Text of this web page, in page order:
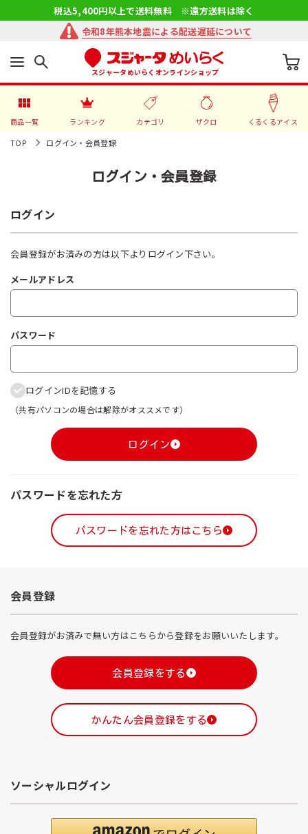
税込5,400円以上で送料無料 ※遠方送料は除く
令和8年熊本地震による配送遅延について
スジャータめいらくオンラインショップ
商品一覧 ランキング カテゴリ ザクロ くるくるアイス
TOP ログイン・会員登録
ログイン・会員登録
ログイン
会員登録がお済みの方は以下よりログイン下さい。
メールアドレス
パスワード
ログインIDを記憶する
（共有パソコンの場合は解除がオススメです）
ログイン
パスワードを忘れた方
パスワードを忘れた方はこちら
会員登録
会員登録がお済みで無い方はこちらから登録をお願いいたします。
会員登録をする
かんたん会員登録をする
ソーシャルログイン